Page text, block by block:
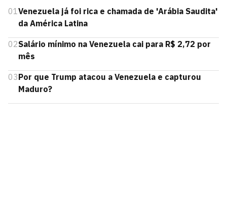
01Venezuela já foi rica e chamada de 'Arábia Saudita'
da América Latina
02Salário mínimo na Venezuela cai para R$ 2,72 por
mês
03Por que Trump atacou a Venezuela e capturou
Maduro?